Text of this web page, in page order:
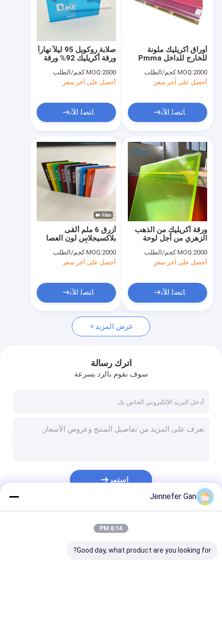
المنتجات
حول بنا
جولة في المعمل
ضبط الجودة
اتصل بنا
أخبار
طلب اقتباس
أوراق أكريليك صحية
السياج الحاجز للصوت
أكريليك ناقل الأشعة فوق البنفسجية
صلابة روكويل 95 ليلاً نهاراً
ورقة أكريليك 92% ورقة
MOQ:2000 كجم/الطلب
أحصل على آخر سعر
ﺎﺘﺼﻟ ﺍﻶﻧ
أوراق أكريليك ملونة
للخارج للداخل Pmma
Board 5mm 8mm
10mm
MOQ:2000 كجم/الطلب
أحصل على آخر سعر
ﺎﺘﺼﻟ ﺍﻶﻧ
أزرق 6 ملم ألقى
بلاكسيجلاس لون العصا
MOQ:2000 كجم/الطلب
أحصل على آخر سعر
ﺎﺘﺼﻟ ﺍﻶﻧ
ورقة أكريليك من الذهب
الزهري من أجل لوحة
2.8mm
MOQ:2000 كجم/الطلب
أحصل على آخر سعر
ﺎﺘﺼﻟ ﺍﻶﻧ
عرض المزيد
اترك رسالة
سوف نقوم بالرد بسرعة
استمر
Jennefer Gan
6:14 PM
Good day, what product are you looking for?